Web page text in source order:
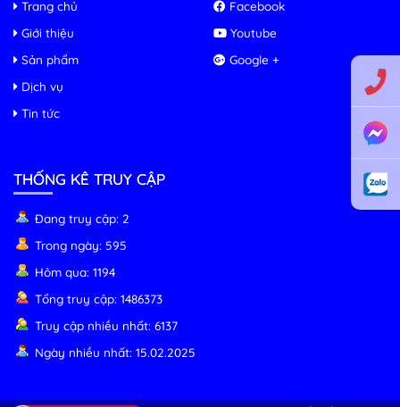
Trang chủ
Giới thiệu
Sản phẩm
Dịch vụ
Tin tức
Facebook
Youtube
Google +
THỐNG KÊ TRUY CẬP
Đang truy cập: 2
Trong ngày: 595
Hôm qua: 1194
Tổng truy cập: 1486373
Truy cập nhiều nhất: 6137
Ngày nhiều nhất: 15.02.2025